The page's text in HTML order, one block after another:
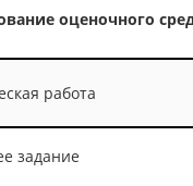
оценочного
работа
задание